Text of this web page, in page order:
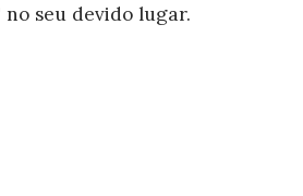
no seu devido lugar.